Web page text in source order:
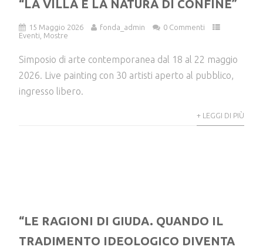
“LA VILLA E LA NATURA DI CONFINE”
15 Maggio 2026 fonda_admin
0 Commenti
Eventi Mostre
Simposio di arte contemporanea dal 18 al 22 maggio
2026. Live painting con 30 artisti aperto al pubblico,
ingresso libero.
+ LEGGI DI PIÙ
“LE RAGIONI DI GIUDA. QUANDO IL
TRADIMENTO IDEOLOGICO DIVENTA